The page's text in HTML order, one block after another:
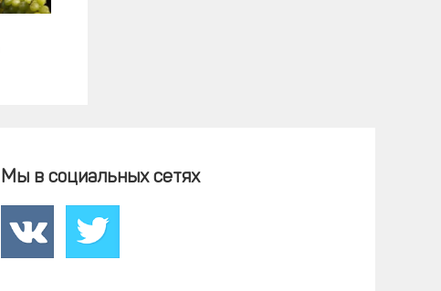
Мы в социальных сетях